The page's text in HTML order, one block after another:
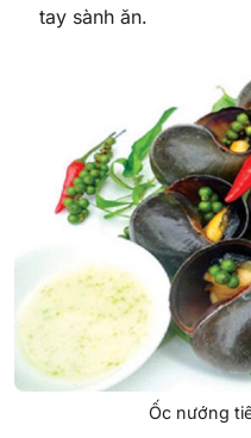
tay sành ăn.
Ốc nướng